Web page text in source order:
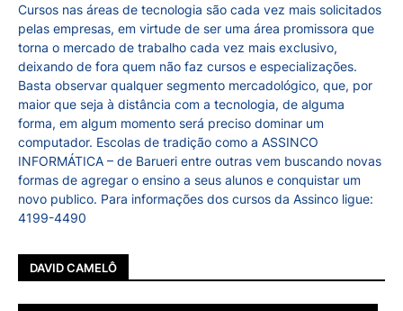
Cursos nas áreas de tecnologia são cada vez mais solicitados
pelas empresas, em virtude de ser uma área promissora que
torna o mercado de trabalho cada vez mais exclusivo,
deixando de fora quem não faz cursos e especializações.
Basta observar qualquer segmento mercadológico, que, por
maior que seja à distância com a tecnologia, de alguma
forma, em algum momento será preciso dominar um
computador. Escolas de tradição como a ASSINCO
INFORMÁTICA – de Barueri entre outras vem buscando novas
formas de agregar o ensino a seus alunos e conquistar um
novo publico. Para informações dos cursos da Assinco ligue:
4199-4490
DAVID CAMELÔ